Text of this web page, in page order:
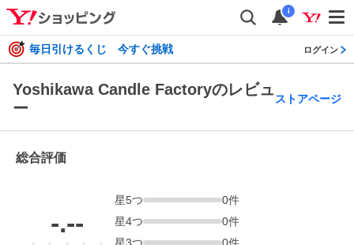
i
毎日引けるくじ 今すぐ挑戦 ログイン
Yoshikawa Candle Factoryのレビュ
ー
ストアページ
総合評価
-.--
星5つ 0件
星4つ 0件